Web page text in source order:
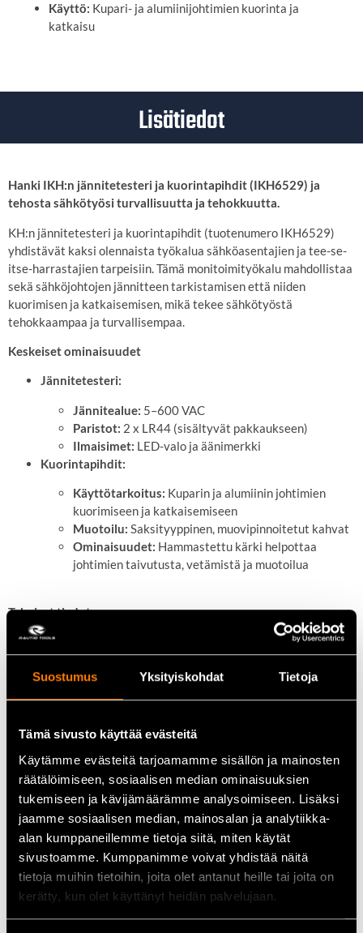
Suostumus Yksityiskohdat Tietoja
Tämä sivusto käyttää evästeitä
Käytämme evästeitä tarjoamamme sisällön ja mainosten
räätälöimiseen, sosiaalisen median ominaisuuksien
tukemiseen ja kävijämäärämme analysoimiseen. Lisäksi
jaamme sosiaalisen median, mainosalan ja analytiikka-
alan kumppaneillemme tietoja siitä, miten käytät
sivustoamme. Kumppanimme voivat yhdistää näitä
tietoja muihin tietoihin, joita olet antanut heille tai joita on
kerätty, kun olet käyttänyt heidän palvelujaan.
Käyttö: Kupari- ja alumiinijohtimien kuorinta ja
katkaisu
Lisätiedot
Hanki IKH:n jännitetesteri ja kuorintapihdit (IKH6529) ja
tehosta sähkötyösi turvallisuutta ja tehokkuutta.
KH:n jännitetesteri ja kuorintapihdit (tuotenumero IKH6529)
yhdistävät kaksi olennaista työkalua sähköasentajien ja tee-se-
itse-harrastajien tarpeisiin. Tämä monitoimityökalu mahdollistaa
sekä sähköjohtojen jännitteen tarkistamisen että niiden
kuorimisen ja katkaisemisen, mikä tekee sähkötyöstä
tehokkaampaa ja turvallisempaa.
Keskeiset ominaisuudet
Jännitetesteri:
Jännitealue: 5–600 VAC
Paristot: 2 x LR44 (sisältyvät pakkaukseen)
Ilmaisimet: LED-valo ja äänimerkki
Kuorintapihdit:
Käyttötarkoitus: Kuparin ja alumiinin johtimien
kuorimiseen ja katkaisemiseen
Muotoilu: Saksityyppinen, muovipinnoitetut kahvat
Ominaisuudet: Hammastettu kärki helpottaa
johtimien taivutusta, vetämistä ja muotoilua
Tekniset tiedot
Tuotenumero:
Pakkauksen mitat:
Pituus:
2,2 cm
Bruttopaino:0,203 kg
Käyttöohje
Ennen käyttöä varmista aina testerin toimivuus tunnetulla
vaihtojännitteellä. Kuorintapihdit soveltuvat sekä kuparisten
että alumiinisten johtimien kuorimiseen ja katkaisemiseen.
Hammastettu kärki mahdollistaa johtimien helpon taivutuksen,
vetämisen ja muotoilun.